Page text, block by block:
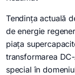
Tendința actuală
de energie
piața
transformarea
special în